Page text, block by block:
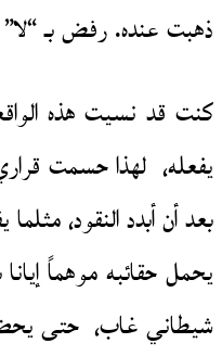
ذهبت عنده. رفض بـ
كنت قد نسيت هذه
يفعله، لهذا حسمت
بعد أن أبدد النقود،
يحمل حقائبه موهماً
شيطاني غاب، حتى